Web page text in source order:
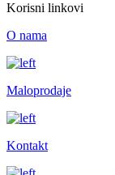
Korisni linkovi
O nama
Maloprodaje
Kontakt